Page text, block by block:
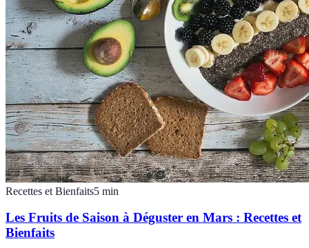
Recettes et Bienfaits5 min
Les Fruits de Saison à Déguster en Mars : Recettes et
Bienfaits